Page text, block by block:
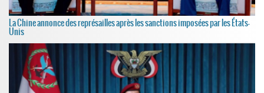
La Chine annonce des représailles après les sanctions imposées par les États-
Unis